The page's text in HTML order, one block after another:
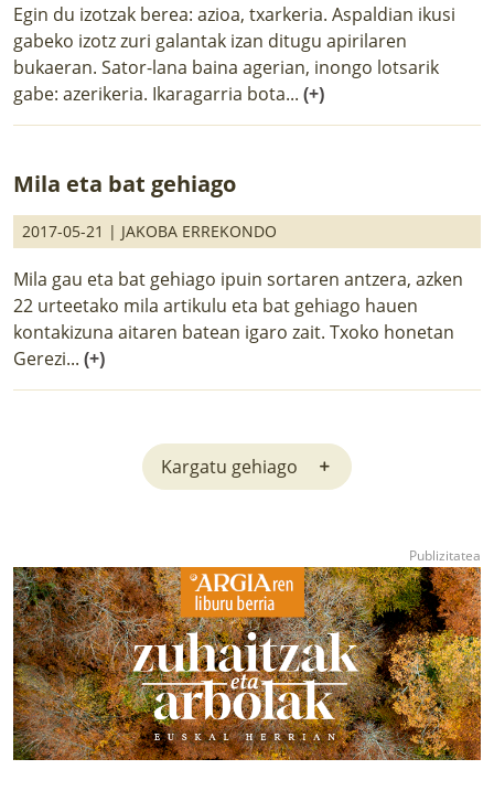
Egin du izotzak berea: azioa, txarkeria. Aspaldian ikusi
gabeko izotz zuri galantak izan ditugu apirilaren
bukaeran. Sator-lana baina agerian, inongo lotsarik
gabe: azerikeria. Ikaragarria bota... (+)
Mila eta bat gehiago
2017-05-21 | JAKOBA ERREKONDO
Mila gau eta bat gehiago ipuin sortaren antzera, azken
22 urteetako mila artikulu eta bat gehiago hauen
kontakizuna aitaren batean igaro zait. Txoko honetan
Gerezi... (+)
Kargatu gehiago